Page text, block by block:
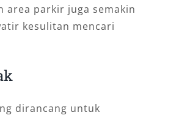
area parkir juga semakin
kesulitan mencari
dirancang untuk